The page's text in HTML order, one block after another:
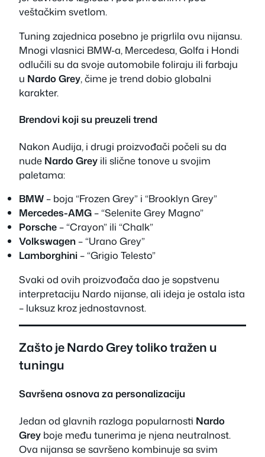
veštačkim svetlom.
Tuning zajednica posebno je prigrlila ovu nijansu.
Mnogi vlasnici BMW-a, Mercedesa, Golfa i Hondi
odlučili su da svoje automobile foliraju ili farbaju
u Nardo Grey, čime je trend dobio globalni
karakter.
Brendovi koji su preuzeli trend
Nakon Audija, i drugi proizvođači počeli su da
nude Nardo Grey ili slične tonove u svojim
paletama:
BMW– boja “Frozen Grey” i “Brooklyn Grey”
Mercedes-AMG– “Selenite Grey Magno”
Porsche– “Crayon” ili “Chalk”
Volkswagen– “Urano Grey”
Lamborghini– “Grigio Telesto”
Svaki od ovih proizvođača dao je sopstvenu
interpretaciju Nardo nijanse, ali ideja je ostala ista
– luksuz kroz jednostavnost.
Zašto je Nardo Grey toliko tražen u
tuningu
Savršena osnova za personalizaciju
Jedan od glavnih razloga popularnosti Nardo
Grey boje među tunerima je njena neutralnost.
Ova nijansa se savršeno kombinuje sa svim